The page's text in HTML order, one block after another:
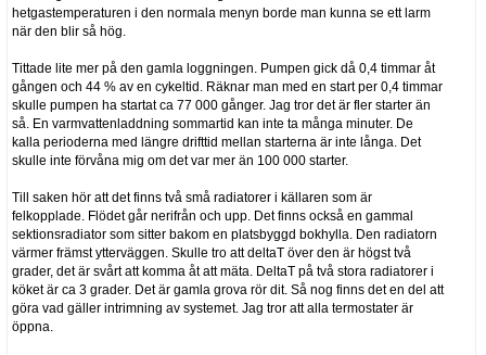
hetgastemperaturen i den normala menyn borde man kunna se ett larm
när den blir så hög.
Tittade lite mer på den gamla loggningen. Pumpen gick då 0,4 timmar åt
gången och 44 % av en cykeltid. Räknar man med en start per 0,4 timmar
skulle pumpen ha startat ca 77 000 gånger. Jag tror det är fler starter än
så. En varmvattenladdning sommartid kan inte ta många minuter. De
kalla perioderna med längre drifttid mellan starterna är inte långa. Det
skulle inte förvåna mig om det var mer än 100 000 starter.
Till saken hör att det finns två små radiatorer i källaren som är
felkopplade. Flödet går nerifrån och upp. Det finns också en gammal
sektionsradiator som sitter bakom en platsbyggd bokhylla. Den radiatorn
värmer främst ytterväggen. Skulle tro att deltaT över den är högst två
grader, det är svårt att komma åt att mäta. DeltaT på två stora radiatorer i
köket är ca 3 grader. Det är gamla grova rör dit. Så nog finns det en del att
göra vad gäller intrimning av systemet. Jag tror att alla termostater är
öppna.